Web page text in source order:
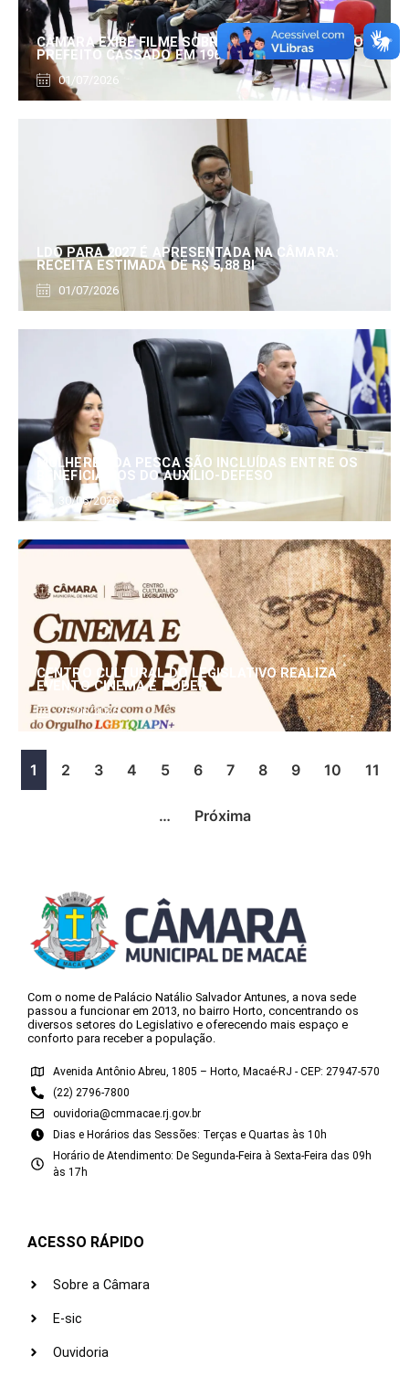
CÂMARA EXIBE FILME SOBRE EDUARDO SERRANO,
PREFEITO CASSADO EM 1960
01/07/2026
LDO PARA 2027 É APRESENTADA NA CÂMARA:
RECEITA ESTIMADA DE R$ 5,88 BI
01/07/2026
MULHERES DA PESCA SÃO INCLUÍDAS ENTRE OS
BENEFICIÁRIOS DO AUXÍLIO-DEFESO
30/06/2026
CENTRO CULTURAL DO LEGISLATIVO REALIZA
EVENTO CINEMA E PODER
25/06/2026
1 2 3 4 5 6 7 8 9 10 11
… Próxima
Com o nome de Palácio Natálio Salvador Antunes, a nova sede
passou a funcionar em 2013, no bairro Horto, concentrando os
diversos setores do Legislativo e oferecendo mais espaço e
conforto para receber a população.
Avenida Antônio Abreu, 1805 – Horto, Macaé-RJ - CEP: 27947-570
(22) 2796-7800
ouvidoria@cmmacae.rj.gov.br
Dias e Horários das Sessões: Terças e Quartas às 10h
Horário de Atendimento: De Segunda-Feira à Sexta-Feira das 09h
às 17h
ACESSO RÁPIDO
Sobre a Câmara
E-sic
Ouvidoria